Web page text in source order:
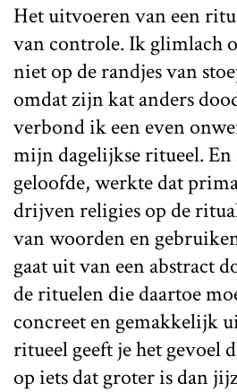
Het uitvoeren van een
van controle. Ik glimlach
niet op de randjes van
omdat zijn kat anders
verbond ik een even
mijn dagelijkse ritueel.
geloofde, werkte dat
drijven religies op de
van woorden en
gaat uit van een abstract
de rituelen die daartoe
concreet en gemakkelijk
ritueel geeft je het gevoel
op iets dat groter is dan